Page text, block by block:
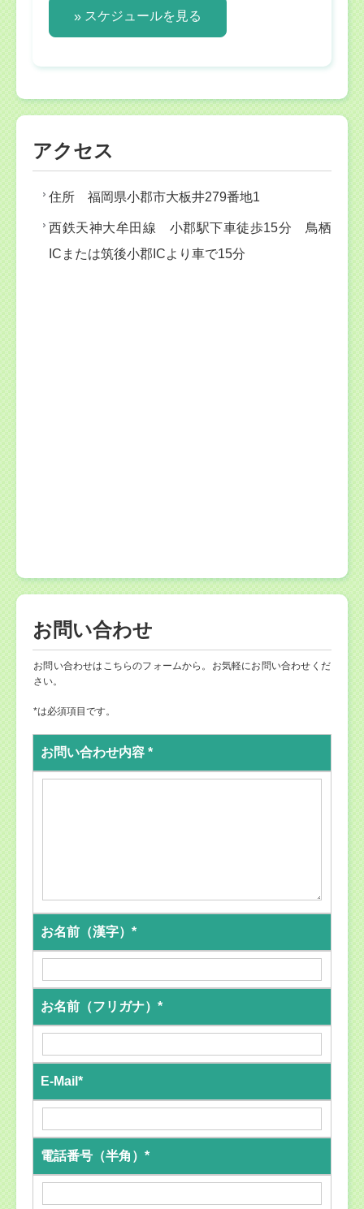
スケジュールを見る
アクセス
住所 福岡県小郡市大板井279番地1
西鉄天神大牟田線 小郡駅下車徒歩15分 鳥栖
ICまたは筑後小郡ICより車で15分
お問い合わせ
お問い合わせはこちらのフォームから。お気軽にお問い合わせくだ
さい。
*は必須項目です。
お問い合わせ内容 *
お名前（漢字）*
お名前（フリガナ）*
E-Mail*
電話番号（半角）*